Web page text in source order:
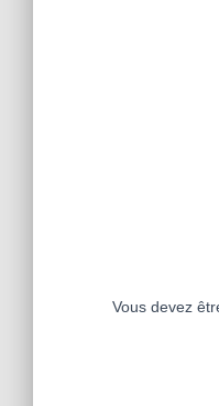
Vous devez